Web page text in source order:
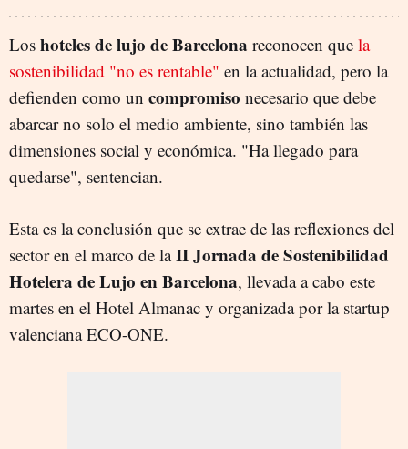
Los hoteles de lujo de Barcelona reconocen que la
sostenibilidad "no es rentable" en la actualidad, pero la
defienden como un compromiso necesario que debe
abarcar no solo el medio ambiente, sino también las
dimensiones social y económica. "Ha llegado para
quedarse", sentencian.
Esta es la conclusión que se extrae de las reflexiones del
sector en el marco de laII Jornada de Sostenibilidad
Hotelera de Lujo en Barcelona, llevada a cabo este
martes en el Hotel Almanac y organizada por la startup
valenciana ECO-ONE.